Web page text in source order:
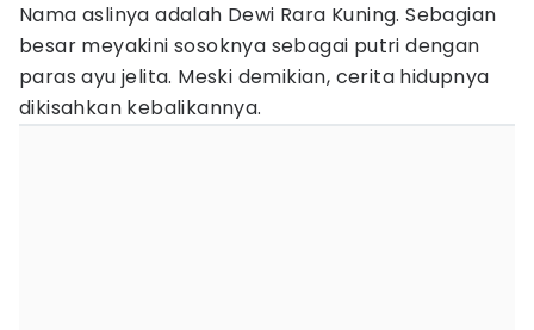
Nama aslinya adalah Dewi Rara Kuning. Sebagian
besar meyakini sosoknya sebagai putri dengan
paras ayu jelita. Meski demikian, cerita hidupnya
dikisahkan kebalikannya.